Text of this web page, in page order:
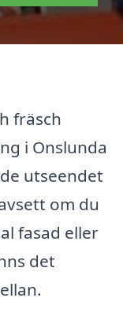
fräsch
i Onslunda
utseendet
om du
fasad eller
det